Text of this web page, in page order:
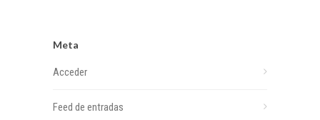
Meta
Acceder
Feed de entradas